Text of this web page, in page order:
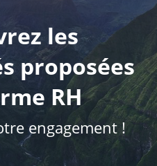
les
proposées
RH
engagement !